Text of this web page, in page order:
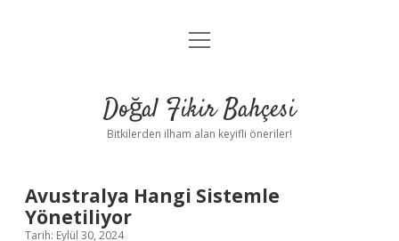
Anasayfa
Yasal Uyarı
menüyü
Doğal Fikir Bahçesi
Bitkilerden ilham alan keyifli öneriler!
Avustralya Hangi Sistemle
Yönetiliyor
Tarih: Eylül 30, 2024